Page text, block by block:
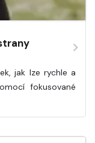
jak lze rychle a
fokusované